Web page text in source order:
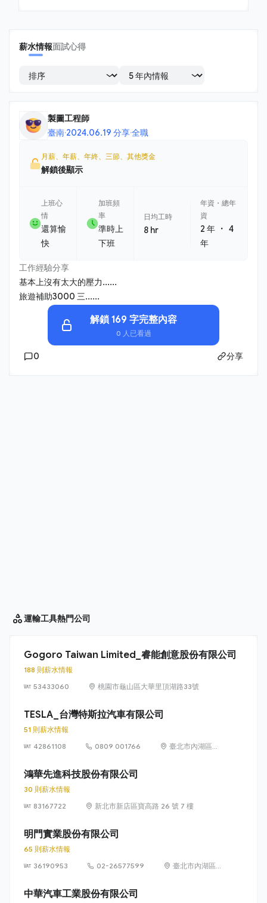
薪水情報面試心得
製圖工程師
臺南·2024.06.19 分享·全職
月薪、年薪、年終、三節、其他獎金
解鎖後顯示
上班心
情
還算愉
快
加班頻
率
準時上
下班
日均工時
8 hr
年資・總年
資
2 年 ・4
年
工作經驗分享
基本上沒有太大的壓力......
旅遊補助3000 三......
解鎖 169 字完整內容
0 人已看過
0 分享
運輸工具熱門公司
Gogoro Taiwan Limited_睿能創意股份有限公司
188 則薪水情報
53433060
桃園市龜山區大華里頂湖路33號
TESLA_台灣特斯拉汽車有限公司
51 則薪水情報
42861108
0809 001766
臺北市內湖區民
鴻華先進科技股份有限公司
30 則薪水情報
83167722
新北市新店區寶高路 26 號 7 樓
明門實業股份有限公司
65 則薪水情報
36190953
02-26577599
臺北市內湖區瑞
中華汽車工業股份有限公司